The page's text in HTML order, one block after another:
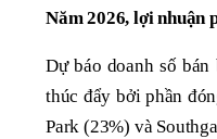
Năm 2026, lợi nhuận
Dự báo doanh số
thúc đẩy bởi phần
Park (23%) và